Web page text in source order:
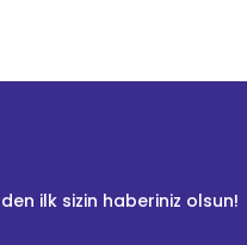
ilk sizin haberiniz olsun!